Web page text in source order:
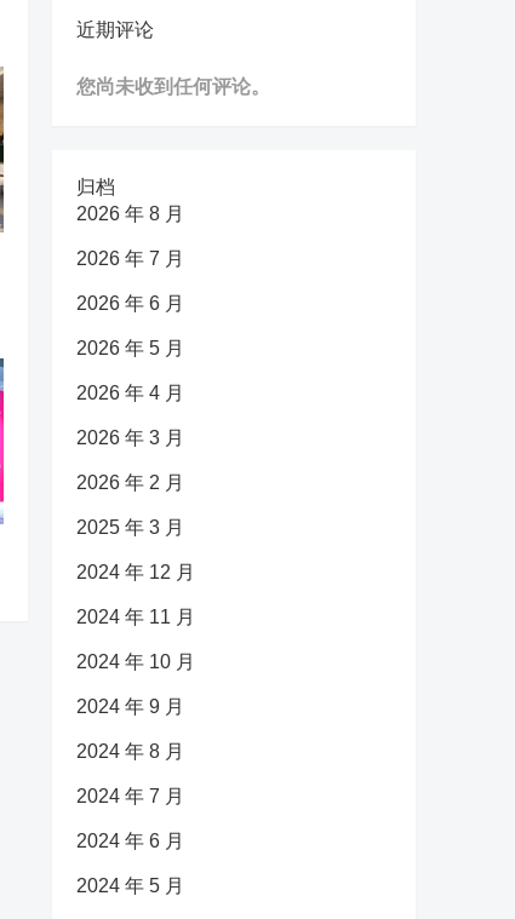
近期评论
您尚未收到任何评论。
归档
2026 年 8 月
2026 年 7 月
2026 年 6 月
2026 年 5 月
2026 年 4 月
2026 年 3 月
2026 年 2 月
2025 年 3 月
2024 年 12 月
2024 年 11 月
2024 年 10 月
2024 年 9 月
2024 年 8 月
2024 年 7 月
2024 年 6 月
2024 年 5 月